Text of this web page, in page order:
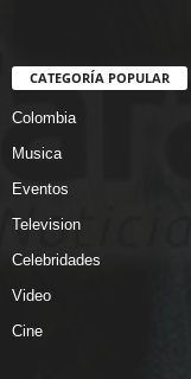
CATEGORÍA POPULAR
Colombia
Musica
Eventos
Television
Celebridades
Video
Cine